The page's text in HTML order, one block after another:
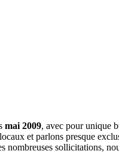
mai 2009, avec pour unique
et parlons presque
sollicitations,